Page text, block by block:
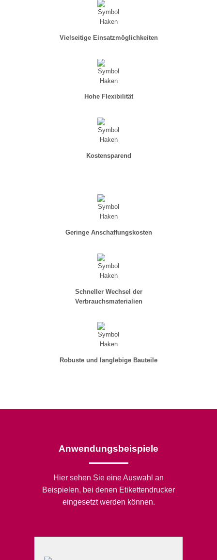
Vielseitige Einsatzmöglichkeiten
Hohe Flexibilität
Kostensparend
Geringe Anschaffungskosten
Schneller Wechsel der
Verbrauchsmaterialien
Robuste und langlebige Bauteile
Anwendungsbeispiele
Hier sehen Sie eine Auswahl an
Beispielen, bei denen Etikettendrucker
eingesetzt werden können.